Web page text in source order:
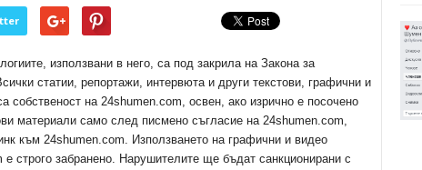
използвани в него, са под закрила на Закона за
статии, репортажи, интервюта и други текстови, графични и
собственост на 24shumen.com, освен, ако изрично е посочено
материали само след писмено съгласие на 24shumen.com,
към 24shumen.com. Използването на графични и видео
строго забранено. Нарушителите ще бъдат санкционирани с